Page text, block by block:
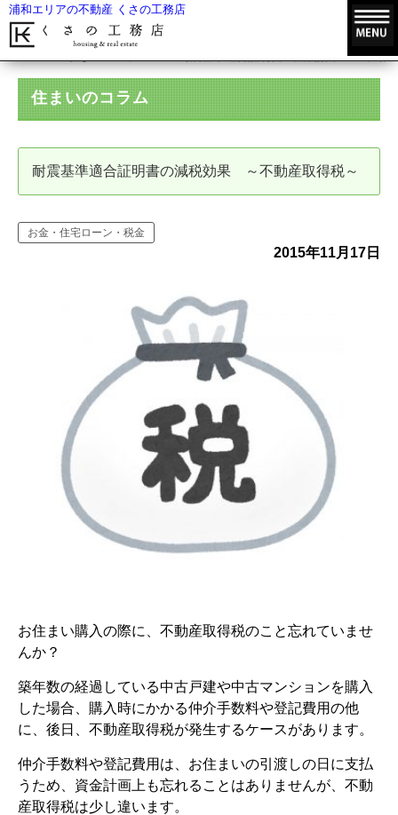
浦和エリアの不動産 くさの工務店
耐震基準適合証明書の減税効果 ～不動
住まいのコラム
耐震基準適合証明書の減税効果 ～不動産取得税～
お金・住宅ローン・税金
2015年11月17日
お住まい購入の際に、不動産取得税のこと忘れていませ
んか？
築年数の経過している中古戸建や中古マンションを購入
した場合、購入時にかかる仲介手数料や登記費用の他
に、後日、不動産取得税が発生するケースがあります。
仲介手数料や登記費用は、お住まいの引渡しの日に支払
うため、資金計画上も忘れることはありませんが、不動
産取得税は少し違います。